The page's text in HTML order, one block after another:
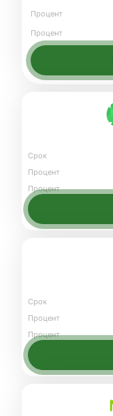
Процент
Процент
Срок
Процент
Процент
Срок
Процент
Процент